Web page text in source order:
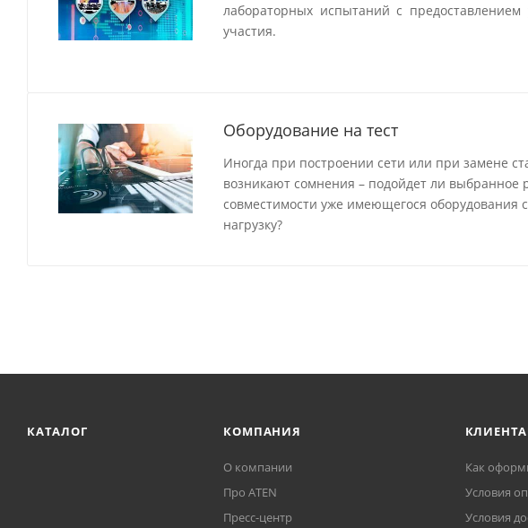
лабораторных испытаний с предоставлением
участия.
Оборудование на тест
Иногда при построении сети или при замене
возникают сомнения – подойдет ли
совместимости уже имеющегося оборудования
нагрузку?
КАТАЛОГ КОМПАНИЯ
О компании
Про ATEN
Пресс-центр
Как
Условия
Условия